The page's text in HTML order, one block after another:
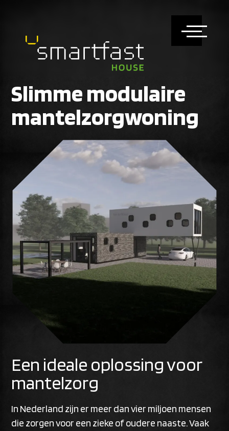
Slimme modulaire
mantelzorgwoning
Een ideale oplossing voor
mantelzorg
In Nederland zijn er meer dan vier miljoen mensen
die zorgen voor een zieke of oudere naaste. Vaak